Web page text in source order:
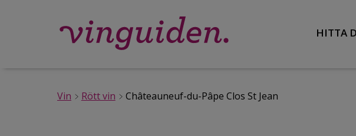
HITTA
Vin Rött vin Châteauneuf-du-Pâpe Clos St Jean